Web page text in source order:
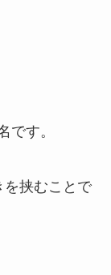
です。
を挟むことで